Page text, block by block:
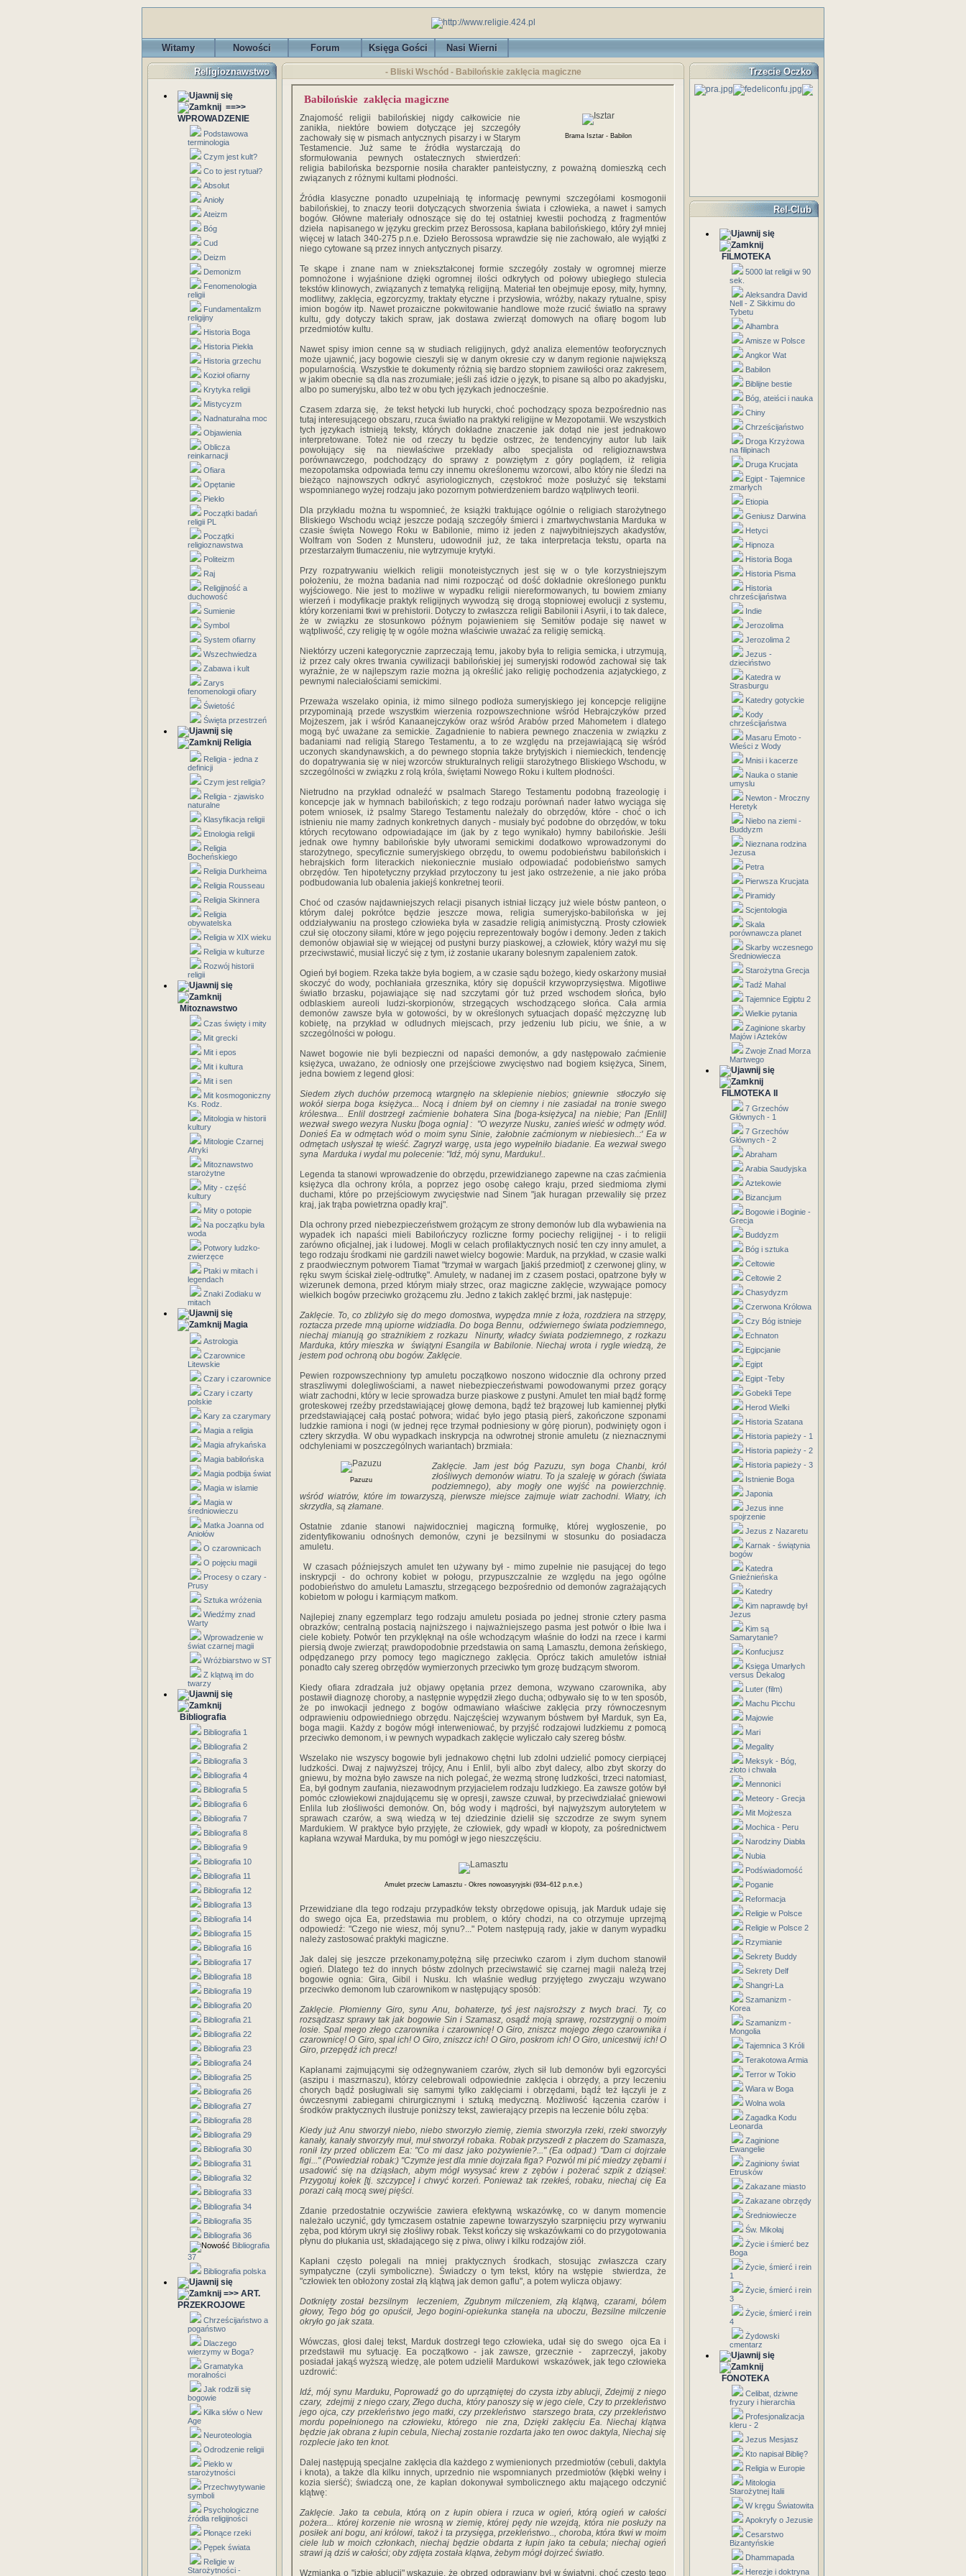
Witamy Nowości Forum Księga Gości Nasi Wierni
Religioznawstwo
==>>
WPROWADZENIE
Podstawowa
terminologia
Czym jest kult?
Co to jest rytuał?
Absolut
Anioły
Ateizm
Bóg
Cud
Deizm
Demonizm
Fenomenologia
religii
Fundamentalizm
religijny
Historia Boga
Historia Piekła
Historia grzechu
Kozioł ofiarny
Krytyka religii
Mistycyzm
Nadnaturalna moc
Objawienia
Oblicza
reinkarnacji
Ofiara
Opętanie
Piekło
Początki badań
religii PL
Początki
religioznawstwa
Politeizm
Raj
Religijność a
duchowość
Sumienie
Symbol
System ofiarny
Wszechwiedza
Zabawa i kult
Zarys
fenomenologii ofiary
Świetość
Święta przestrzeń
Religia
Religia - jedna z
definicji
Czym jest religia?
Religia - zjawisko
naturalne
Klasyfikacja religii
Etnologia religii
Religia
Bocheńskiego
Religia Durkheima
Religia Rousseau
Religia Skinnera
Religia
obywatelska
Religia w XIX wieku
Religia w kulturze
Rozwój historii
religii
Mitoznawstwo
Czas święty i mity
Mit grecki
Mit i epos
Mit i kultura
Mit i sen
Mit kosmogoniczny
Ks. Rodz.
Mitologia w historii
kultury
Mitologie Czarnej
Afryki
Mitoznawstwo
starożytne
Mity - część
kultury
Mity o potopie
Na początku była
woda
Potwory ludzko-
zwierzęce
Ptaki w mitach i
legendach
Znaki Zodiaku w
mitach
Magia
Astrologia
Czarownice
Litewskie
Czary i czarownice
Czary i czarty
polskie
Kary za czarymary
Magia a religia
Magia afrykańska
Magia babilońska
Magia podbija świat
Magia w islamie
Magia w
średniowieczu
Matka Joanna od
Aniołów
O czarownicach
O pojęciu magii
Procesy o czary -
Prusy
Sztuka wróżenia
Wiedźmy znad
Warty
Wprowadzenie w
świat czarnej magii
Wróżbiarstwo w ST
Z klątwą im do
twarzy
Bibliografia
Bibliografia 1
Bibliografia 2
Bibliografia 3
Bibliografia 4
Bibliografia 5
Bibliografia 6
Bibliografia 7
Bibliografia 8
Bibliografia 9
Bibliografia 10
Bibliografia 11
Bibliografia 12
Bibliografia 13
Bibliografia 14
Bibliografia 15
Bibliografia 16
Bibliografia 17
Bibliografia 18
Bibliografia 19
Bibliografia 20
Bibliografia 21
Bibliografia 22
Bibliografia 23
Bibliografia 24
Bibliografia 25
Bibliografia 26
Bibliografia 27
Bibliografia 28
Bibliografia 29
Bibliografia 30
Bibliografia 31
Bibliografia 32
Bibliografia 33
Bibliografia 34
Bibliografia 35
Bibliografia 36
Bibliografia
37
Bibliografia polska
=>> ART.
PRZEKROJOWE
Chrześcijaństwo a
pogaństwo
Dlaczego
wierzymy w Boga?
Gramatyka
moralności
Jak rodzili się
bogowie
Kilka słów o New
Age
Neuroteologia
Odrodzenie religii
Piekło w
starożytności
Przechwytywanie
symboli
Psychologiczne
źródła religijności
Płonące rzeki
Pępek świata
Religie w
Starożytności -
- Bliski Wschód - Babilońskie zaklęcia magiczne
Babilońskie zaklęcia magiczne
Brama Isztar - Babilon
Znajomość religii babilońskiej nigdy całkowicie nie
zanikła, niektóre bowiem dotyczące jej szczegóły
zachowały się w pismach antycznych pisarzy i w Starym
Testamencie. Już same te źródła wystarczają do
sformułowania pewnych ostatecznych stwierdzeń:
religia babilońska bezspornie nosiła charakter panteistyczny, z poważną domieszką cech
związanych z różnymi kultami płodności.
Źródła klasyczne ponadto uzupełniają tę informację pewnymi szczegółami kosmogonii
babilońskiej, to znaczy teorii dotyczących stworzenia świata i człowieka, a nawet i samych
bogów. Główne materiały odnoszące się do tej ostatniej kwestii pochodzą z fragmentów
dzieła napisanego w języku greckim przez Berossosa, kapłana babilońskiego, który żył mniej
więcej w latach 340-275 p.n.e. Dzieło Berossosa wprawdzie się nie zachowało, ale wyjątki z
niego cytowane są przez innych antycznych pisarzy.
Te skąpe i znane nam w zniekształconej formie szczegóły zostały w ogromnej mierze
pomnożone i wyjaśnione dzięki ogromnej ilości odkrytych od połowy ubiegłego stulecia
tekstów klinowych, związanych z tematyką religijną. Materiał ten obejmuje eposy, mity, hymny,
modlitwy, zaklęcia, egzorcyzmy, traktaty etyczne i przysłowia, wróżby, nakazy rytualne, spisy
imion bogów itp. Nawet prozaiczne pokwitowanie handlowe może rzucić światło na sprawy
kultu, gdy dotyczy takich spraw, jak dostawa zwierząt domowych na ofiarę bogom lub
przedmiotów kultu.
Nawet spisy imion cenne są w studiach religijnych, gdyż analiza elementów teoforycznych
może ujawnić, jacy bogowie cieszyli się w danym okresie czy w danym regionie największą
popularnością. Wszystkie te dokumenty różnią się bardzo stopniem zawiłości oraz zakresem,
w jakim obecnie są dla nas zrozumiałe; jeśli zaś idzie o język, to pisane są albo po akadyjsku,
albo po sumeryjsku, albo też w obu tych językach jednocześnie.
Czasem zdarza się, że tekst hetycki lub hurycki, choć pochodzący spoza bezpośrednio nas
tutaj interesującego obszaru, rzuca światło na praktyki religijne w Mezopotamii. We wszystkich
tych językach istnieją teksty, których dokładne znaczenie jak dotąd nie jest jednakowo
interpretowane. Toteż nie od rzeczy tu będzie ostrzec, że tendencyjny autor lub laik
powołujący się na niewłaściwe przekłady albo specjalista od religioznawstwa
porównawczego, podchodzący do sprawy z powziętym z góry poglądem, iż religia
mezopotamska odpowiada temu czy innemu określonemu wzorcowi, albo który nie śledzi na
bieżąco najnowszych odkryć asyriologicznych, częstokroć może posłużyć się tekstami
wspomnianego wyżej rodzaju jako pozornym potwierdzeniem bardzo wątpliwych teorii.
Dla przykładu można tu wspomnieć, że książki traktujące ogólnie o religiach starożytnego
Bliskiego Wschodu wciąż jeszcze podają szczegóły śmierci i zmartwychwstania Marduka w
czasie święta Nowego Roku w Babilonie, mimo iż jeden z najwybitniejszych akadystów,
Wolfram von Soden z Munsteru, udowodnił już, że taka interpretacja tekstu, oparta na
przestarzałym tłumaczeniu, nie wytrzymuje krytyki.
Przy rozpatrywaniu wielkich religii monoteistycznych jest się w o tyle korzystniejszym
położeniu, że można badania nad nimi rozpocząć od dość dokładnie określonego punktu
wyjściowego. Nie jest to możliwe w wypadku religii niereformowanych, tu bowiem zmiany
wierzeń i modyfikacje praktyk religijnych wywodzą się drogą stopniowej ewolucji z systemu,
który korzeniami tkwi w prehistorii. Dotyczy to zwłaszcza religii Babilonii i Asyrii, i to tak dalece,
że w związku ze stosunkowo późnym pojawieniem się Semitów podaje się nawet w
wątpliwość, czy religię tę w ogóle można właściwie uważać za religię semicką.
Niektórzy uczeni kategorycznie zaprzeczają temu, jakoby była to religia semicka, i utrzymują,
iż przez cały okres trwania cywilizacji babilońskiej jej sumeryjski rodowód zachował się tak
wyraźnie, że w najlepszym razie można ją określić jako religię pochodzenia azjatyckiego, z
pewnymi naleciałościami semickimi.
Przeważa wszelako opinia, iż mimo silnego podłoża sumeryjskiego jej koncepcje religijne
przypominają przede wszystkim wierzenia rozpowszechnione wśród Hebrajczyków przed
Mojżeszem, jak i wśród Kanaanejczyków oraz wśród Arabów przed Mahometem i dlatego
mogą być uważane za semickie. Zagadnienie to nabiera pewnego znaczenia w związku z
badaniami nad religią Starego Testamentu, a to ze względu na przejawiającą się wśród
uczonych skandynawskich, a do pewnego stopnia także brytyjskich i niemieckich, tendencję
do dopatrywania się w niej wzorców strukturalnych religii starożytnego Bliskiego Wschodu, w
szczególności w związku z rolą króla, świętami Nowego Roku i kultem płodności.
Nietrudno na przykład odnaleźć w psalmach Starego Testamentu podobną frazeologię i
koncepcje jak w hymnach babilońskich; z tego rodzaju porównań nader łatwo wyciąga się
potem wniosek, iż psalmy Starego Testamentu należały do obrzędów, które - choć o ich
istnieniu nie mamy żadnych konkretnych danych - musiały być podobne do obrzędów, w toku
których recytowano odpowiadające im (jak by z tego wynikało) hymny babilońskie. Jeśli
jednak owe hymny babilońskie były utworami semickimi dodatkowo wprowadzonymi do
starożytnego, specyficznie sumeryjskiego obrzędu, to owemu podobieństwu babilońskich i
hebrajskich form literackich niekoniecznie musiało odpowiadać podobieństwo samych
obrzędów. Ten hipotetyczny przykład przytoczony tu jest jako ostrzeżenie, a nie jako próba
podbudowania lub obalenia jakiejś konkretnej teorii.
Choć od czasów najdawniejszych relacji pisanych istniał liczący już wiele bóstw panteon, o
którym dalej pokrótce będzie jeszcze mowa, religia sumeryjsko-babilońska w jej
oddziaływaniu na prostego człowieka była w zasadzie religią animistyczną. Prosty człowiek
czuł się otoczony siłami, które w jego pojęciu reprezentowały bogów i demony. Jeden z takich
demonów objawiał się w wiejącej od pustyni burzy piaskowej, a człowiek, który ważył mu się
przeciwstawić, musiał liczyć się z tym, iż zostanie ukarany bolesnym zapaleniem zatok.
Ogień był bogiem. Rzeka także była bogiem, a w czasie sądu bożego, kiedy oskarżony musiał
skoczyć do wody, pochłaniała grzesznika, który się dopuścił krzywoprzysięstwa. Migotliwe
światło brzasku, pojawiające się nad szczytami gór tuż przed wschodem słońca, było
odblaskiem aureoli ludzi-skorpionów, strzegących wschodzącego słońca. Cała armia
demonów zawsze była w gotowości, by w określonych sytuacjach dopaść mężczyznę lub
kobietę, na przykład w odludnych miejscach, przy jedzeniu lub piciu, we śnie, a w
szczególności w połogu.
Nawet bogowie nie byli bezpieczni od napaści demonów, a gdy następowało zaćmienie
księżyca, uważano, że odniosły one przejściowe zwycięstwo nad bogiem księżyca, Sinem,
jedna bowiem z legend głosi:
Siedem złych duchów przemocą wtargnęło na sklepienie niebios; gniewnie stłoczyło się
wokół sierpa boga księżyca... Nocą i dniem był on ciemny i nie zasiadał na tronie swego
królestwa... Enlil dostrzegł zaćmienie bohatera Sina [boga-księżyca] na niebie; Pan [Enlil]
wezwał swego wezyra Nusku [boga ognia] : "O wezyrze Nusku, zanieś wieść w odmęty wód.
Donieś Ea w odmętach wód o moim synu Sinie, żałobnie zaćmionym w niebiesiech..:' Ea w
odmętach usłyszał tę wieść. Zagryzł wargę, usta jego wypełniło biadanie. Ea wezwał swego
syna Marduka i wydal mu polecenie: "Idź, mój synu, Marduku!..
Legenda ta stanowi wprowadzenie do obrzędu, przewidzianego zapewne na czas zaćmienia
księżyca dla ochrony króla, a poprzez jego osobę całego kraju, przed siedmioma złymi
duchami, które po przejściowym zwycięstwie nad Sinem "jak huragan przewaliły się przez
kraj, jak trąba powietrzna opadły kraj".
Dla ochrony przed niebezpieczeństwem grożącym ze strony demonów lub dla wybawienia na
wypadek ich napaści mieli Babilończycy rozliczne formy pociechy religijnej - i to religii
zarówno oficjalnej, jak i ludowej. Mogli w celach profilaktycznych nosić ten czy inny amulet, a
tego rodzaju środkami nie gardzili nawet wielcy bogowie: Marduk, na przykład, w czasie walki
z praodwiecznym potworem Tiamat "trzymał w wargach [jakiś przedmiot] z czerwonej gliny, w
ręku swym ściskał zielę-odtrutkę". Amulety, w nadanej im z czasem postaci, opatrzone były w
wizerunek demona, przed którym miały strzec, oraz magiczne zaklęcie, wzywające pomocy
wielkich bogów przeciwko grożącemu złu. Jedno z takich zaklęć brzmi, jak następuje:
Zaklęcie. To, co zbliżyło się do mego domostwa, wypędza mnie z łoża, rozdziera na strzępy,
roztacza przede mną upiorne widziadła. Do boga Bennu, odźwiernego świata podziemnego,
niechaj mianują go strażnikiem z rozkazu Ninurty, władcy świata podziemnego, z rozkazu
Marduka, który mieszka w świątyni Esangila w Babilonie. Niechaj wrota i rygle wiedzą, że
jestem pod ochroną obu bogów. Zaklęcie.
Pewien rozpowszechniony typ amuletu początkowo noszono widocznie dla ochrony przed
straszliwymi dolegliwościami, a nawet niebezpieczeństwami powodowanymi przez gorący
wiatr zachodni, który w lecie sprowadza burze piaskowe z pustyni. Amulet ten miał bądź formę
groteskowej rzeźby przedstawiającej głowę demona, bądź też brązowej lub kamiennej płytki
przedstawiającej całą postać potwora; widać było jego ptasią pierś, zakończone szponami
ludzkie ramiona i nogi (w jednej ręce trzymał podniesiony w górę piorun), podwinięty ogon i
cztery skrzydła. W obu wypadkach inskrypcja na odwrotnej stronie amuletu (z nieznacznymi
odchyleniami w poszczególnych wariantach) brzmiała:
Pazuzu
Zaklęcie. Jam jest bóg Pazuzu, syn boga Chanbi, król
złośliwych demonów wiatru. To ja szaleję w górach (świata
podziemnego), aby mogły one wyjść na powierzchnię.
wśród wiatrów, które im towarzyszą, pierwsze miejsce zajmuje wiatr zachodni. Wiatry, ich
skrzydła, są złamane.
Ostatnie zdanie stanowi najwidoczniej magiczną formułkę, której wygłoszenie, po
zidentyfikowaniu odnośnych demonów, czyni je bezsilnymi w stosunku do posiadacza
amuletu.
W czasach późniejszych amulet ten używany był - mimo zupełnie nie pasującej do tego
inskrypcji - do ochrony kobiet w połogu, przypuszczalnie ze względu na jego ogólne
podobieństwo do amuletu Lamasztu, strzegącego bezpośrednio od demonów zagrażających
kobietom w połogu i karmiącym matkom.
Najlepiej znany egzemplarz tego rodzaju amuletu posiada po jednej stronie cztery pasma
obrazków; centralną postacią najniższego i najważniejszego pasma jest potwór o łbie lwa i
ciele kobiety. Potwór ten przyklęknął na ośle wchodzącym właśnie do łodzi na rzece i karmi
piersią dwoje zwierząt; prawdopodobnie przedstawia on samą Lamasztu, demona żeńskiego,
odpędzanego przy pomocy tego magicznego zaklęcia. Oprócz takich amuletów istniał
ponadto cały szereg obrzędów wymierzonych przeciwko tym grozę budzącym stworom.
Kiedy ofiara zdradzała już objawy opętania przez demona, wzywano czarownika, aby
postawił diagnozę choroby, a następnie wypędził złego ducha; odbywało się to w ten sposób,
że po inwokacji jednego z bogów odmawiano właściwe zaklęcia przy równoczesnym
odprawieniu odpowiedniego obrzędu. Najczęściej wzywanym bóstwem był Marduk, syn Ea,
boga magii. Każdy z bogów mógł interweniować, by przyjść rodzajowi ludzkiemu z pomocą
przeciwko demonom, i w pewnych wypadkach zaklęcie wyliczało cały szereg bóstw.
Wszelako nie wszyscy bogowie byli jednakowo chętni lub zdolni udzielić pomocy cierpiącej
ludzkości. Dwaj z najwyższej trójcy, Anu i Enlil, byli albo zbyt dalecy, albo zbyt skorzy do
gniewu, by można było zawsze na nich polegać, że wezmą stronę ludzkości, trzeci natomiast,
Ea, był godnym zaufania, niezawodnym przyjacielem rodzaju ludzkiego. Ea zawsze gotów był
pomóc człowiekowi znajdującemu się w opresji, zawsze czuwał, by przeciwdziałać gniewowi
Enlila lub złośliwości demonów. On, bóg wody i mądrości, był najwyższym autorytetem w
sprawach czarów, a swą wiedzą w tej dziedzinie dzielił się szczodrze ze swym synem
Mardukiem. W praktyce było przyjęte, że człowiek, gdy wpadł w kłopoty, za pośrednictwem
kapłana wzywał Marduka, by mu pomógł w jego nieszczęściu.
Amulet przeciw Lamasztu - Okres nowoasyryjski (934–612 p.n.e.)
Przewidziane dla tego rodzaju przypadków teksty obrzędowe opisują, jak Marduk udaje się
do swego ojca Ea, przedstawia mu problem, o który chodzi, na co otrzymuje uprzejmą
odpowiedź: "Czego nie wiesz, mój synu?..." Potem następują rady, jakie w danym wypadku
należy zastosować praktyki magiczne.
Jak dalej się jeszcze przekonamy,potężną siłę przeciwko czarom i złym duchom stanowił
ogień. Dlatego też do innych bóstw zdolnych przeciwstawić się czarnej magii należą trzej
bogowie ognia: Gira, Gibil i Nusku. Ich właśnie według przyjętego zwyczaju wzywano
przeciwko demonom lub czarownikom w następujący sposób:
Zaklęcie. Płomienny Giro, synu Anu, bohaterze, tyś jest najsroższy z twych braci. Ty, co
rozsądzasz sprawy tak jak bogowie Sin i Szamasz, osądź moją sprawę, rozstrzygnij o moim
losie. Spal mego złego czarownika i czarownicę! O Giro, zniszcz mojego złego czarownika i
czarownicę! O Giro, spal ich! O Giro, zniszcz ich! O Giro, poskrom ich! O Giro, unicestwij ich! O
Giro, przepędź ich precz!
Kapłanami zajmującymi się odżegnywaniem czarów, złych sił lub demonów byli egzorcyści
(aszipu i maszrnaszu), którzy celebrowali odpowiednie zaklęcia i obrzędy, a przy leczeniu
chorych bądź posługiwali się samymi tylko zaklęciami i obrzędami, bądź też łączyli je z
ówczesnymi zabiegami chirurgicznymi i sztuką medyczną. Możliwość łączenia czarów i
środków praktycznych ilustruje poniższy tekst, zawierający przepis na leczenie bólu zęba:
Kiedy już Anu stworzył niebo, niebo stworzyło ziemię, ziemia stworzyła rzeki, rzeki stworzyły
kanały, kanały stworzyły muł, muł stworzył robaka. Robak przyszedł z płaczem do Szamasza,
ronił łzy przed obliczem Ea: "Co mi dasz jako pożywienie?..." (Ea odpad:) "Dam ci dojrzałe
figi..." (Powiedział robak:) "Czymże jest dla mnie dojrzała figa? Pozwól mi pić miedzy zębami i
usadowić się na dziąsłach, abym mógł wysysać krew z zębów i pożerać szpik z dziąseł:
Przygotuj kołek [tj. szczypce] i chwyć korzeń. Ponieważ tak rzekłeś, robaku, niechaj cię Ea
porazi całą mocą swej pięści.
Zdanie przedostatnie oczywiście zawiera efektywną wskazówkę, co w danym momencie
należało uczynić, gdy tymczasem ostatnie zapewne towarzyszyło szarpnięciu przy wyrwaniu
zęba, pod którym ukrył się złośliwy robak. Tekst kończy się wskazówkami co do przygotowania
płynu do płukania ust, składającego się z piwa, oliwy i kilku rodzajów ziół.
Kapłani często polegali na mniej praktycznych środkach, stosując zwłaszcza czary
sympatyczne (czyli symboliczne). Świadczy o tym tekst, który na wstępie stwierdza, że
"człowiek ten obłożony został złą klątwą jak demon gaflu", a potem wylicza objawy:
Dotknięty został bezsilnym leczeniem, Zgubnym milczeniem, złą klątwą, czarami, bólem
głowy, Tego bóg go opuścił, Jego bogini-opiekunka stanęła na uboczu, Bezsilne milczenie
okryło go jak szata.
Wówczas, głosi dalej tekst, Marduk dostrzegł tego człowieka, udał się do swego ojca Ea i
przedstawił mu sytuację. Ea początkowo - jak zawsze, grzecznie - zaprzeczył, jakoby
posiadał jakąś wyższą wiedzę, ale potem udzielił Mardukowi wskazówek, jak tego człowieka
uzdrowić:
Idź, mój synu Marduku, Poprowadźgo do uprzątniętej do czysta izby ablucji, Zdejmij z niego
czary, zdejmij z niego czary, Złego ducha, który panoszy się w jego ciele, Czy to przekleństwo
jego ojca, czy przekleństwo jego matki, czy przekleństwo starszego brata, czy przekleństwo
mordu popełnionego na człowieku, którego nie zna, Dzięki zaklęciu Ea. Niechaj klątwa
będzie jak obrana z łupin cebula, Niechaj zostanie rozdarta jako ten owoc daktyla, Niechaj się
rozplecie jako ten knot.
Dalej następują specjalne zaklęcia dla każdego z wymienionych przedmiotów (cebuli, daktyla
i knota), a także dla kilku innych, uprzednio nie wspomnianych przedmiotów (kłębki wełny i
kozia sierść); świadczą one, że kapłan dokonywał symbolicznego aktu mającego odczynić
klątwę:
Zaklęcie. Jako ta cebula, którą on z łupin obiera i rzuca w ogień, którą ogień w całości
pożera... której korzenie nie wrosną w ziemię, której pędy nie wzejdą, która nie posłuży na
posiłek ani bogu, ani królowi, takoż i ta przysięga, przekleństwo.., choroba, która tkwi w moim
ciele lub w moich członkach, niechaj będzie obdarta z łupin jako ta cebula; niechaj ogień
strawi ją dziś w całości; oby zdjęta została klątwa, żebym mógł dojrzeć światło.
Wzmianka o "izbie ablucji" wskazuje, że obrzęd odprawiany był w świątyni, choć często tego
Trzecie Oczko
Rel-Club
FILMOTEKA
5000 lat religii w 90
sek.
Aleksandra David
Nell - Z Sikkimu do
Tybetu
Alhambra
Amisze w Polsce
Angkor Wat
Babilon
Biblijne bestie
Bóg, ateiści i nauka
Chiny
Chrześcijaństwo
Droga Krzyżowa
na filipinach
Druga Krucjata
Egipt - Tajemnice
zmarłych
Etiopia
Geniusz Darwina
Hetyci
Hipnoza
Historia Boga
Historia Pisma
Historia
chrześcijaństwa
Indie
Jerozolima
Jerozolima 2
Jezus -
dzieciństwo
Katedra w
Strasburgu
Katedry gotyckie
Kody
chrześcijaństwa
Masaru Emoto -
Wieści z Wody
Mnisi i kacerze
Nauka o stanie
umyslu
Newton - Mroczny
Heretyk
Niebo na ziemi -
Buddyzm
Nieznana rodzina
Jezusa
Petra
Pierwsza Krucjata
Piramidy
Scjentologia
Skala
porównawcza planet
Skarby wczesnego
Średniowiecza
Starożytna Grecja
Tadź Mahal
Tajemnice Egiptu 2
Wielkie pytania
Zaginione skarby
Majów i Azteków
Zwoje Znad Morza
Martwego
FILMOTEKA II
7 Grzechów
Głównych - 1
7 Grzechów
Głównych - 2
Abraham
Arabia Saudyjska
Aztekowie
Bizancjum
Bogowie i Boginie -
Grecja
Buddyzm
Bóg i sztuka
Celtowie
Celtowie 2
Chasydyzm
Czerwona Królowa
Czy Bóg istnieje
Echnaton
Egipcjanie
Egipt
Egipt -Teby
Gobekli Tepe
Herod Wielki
Historia Szatana
Historia papieży - 1
Historia papieży - 2
Historia papieży - 3
Istnienie Boga
Japonia
Jezus inne
spojrzenie
Jezus z Nazaretu
Karnak - świątynia
bogów
Katedra
Gnieźnieńska
Katedry
Kim naprawdę był
Jezus
Kim są
Samarytanie?
Konfucjusz
Księga Umarłych
versus Dekalog
Luter (film)
Machu Picchu
Majowie
Mari
Megality
Meksyk - Bóg,
złoto i chwała
Mennonici
Meteory - Grecja
Mit Mojżesza
Mochica - Peru
Narodziny Diabła
Nubia
Podświadomość
Poganie
Reformacja
Religie w Polsce
Religie w Polsce 2
Rzymianie
Sekrety Buddy
Sekrety Delf
Shangri-La
Szamanizm -
Korea
Szamanizm -
Mongolia
Tajemnica 3 Króli
Terakotowa Armia
Terror w Tokio
Wiara w Boga
Wolna wola
Zagadka Kodu
Leonarda
Zaginione
Ewangelie
Zaginiony świat
Etrusków
Zakazane miasto
Zakazane obrzędy
Średniowiecze
Św. Mikołaj
Życie i śmierć bez
Boga
Życie, śmierć i rein
1
Życie, śmierć i rein
3
Życie, śmierć i rein
4
Żydowski
cmentarz
FONOTEKA
Celibat, dziwne
fryzury i hierarchia
Profesjonalizacja
kleru - 2
Jezus Mesjasz
Kto napisał Biblię?
Religia w Europie
Mitologia
Starożytnej Italii
W kręgu Światowita
Apokryfy o Jezusie
Cesarstwo
Bizantyńskie
Dhammapada
Herezje i doktryna